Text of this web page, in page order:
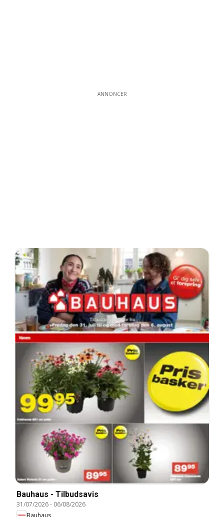
ANNONCER
Bauhaus - Tilbudsavis
31/07/2026- 06/08/2026
Bauhaus